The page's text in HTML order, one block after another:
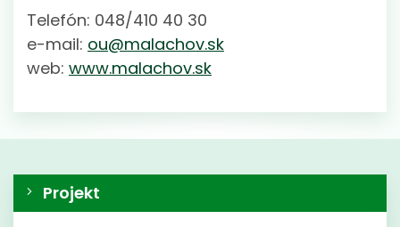
Telefón: 048/410 40 30
e-mail: ou@malachov.sk
web: www.malachov.sk
Projekt